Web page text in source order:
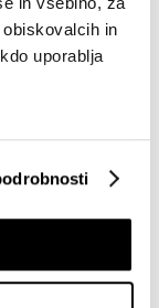
in
uporablja
lokaciji, ki so
podatki in
podrobnostih
na
kriptovalut
umiritev